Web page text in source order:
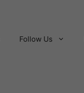
Follow Us